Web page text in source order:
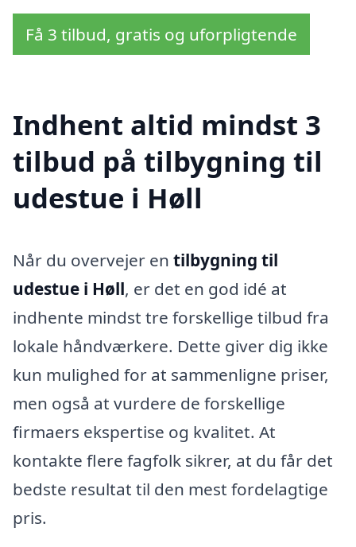
Få 3 tilbud, gratis og uforpligtende
Indhent altid mindst 3
tilbud på tilbygning til
udestue i Høll
Når du overvejer en tilbygning til
udestue i Høll, er det en god idé at
indhente mindst tre forskellige tilbud fra
lokale håndværkere. Dette giver dig ikke
kun mulighed for at sammenligne priser,
men også at vurdere de forskellige
firmaers ekspertise og kvalitet. At
kontakte flere fagfolk sikrer, at du får det
bedste resultat til den mest fordelagtige
pris.